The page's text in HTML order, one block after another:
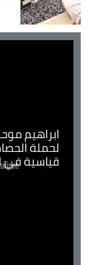
ابراهيم
لحملة
قياسية في